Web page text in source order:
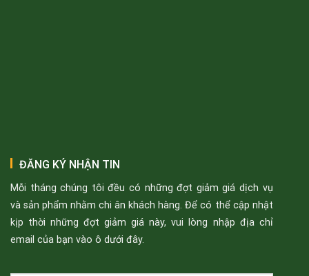
ĐĂNG KÝ NHẬN TIN
Mỗi tháng chúng tôi đều có những đợt giảm giá dịch vụ
và sản phẩm nhằm chi ân khách hàng. Để có thể cập nhật
kịp thời những đợt giảm giá này, vui lòng nhập địa chỉ
email của bạn vào ô dưới đây.